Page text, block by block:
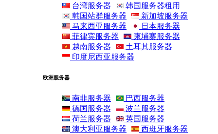
台湾服务器
韩国服务器租用
韩国站群服务器
新加坡服务器
马来西亚服务器
日本服务器
菲律宾服务器
柬埔寨服务器
越南服务器
土耳其服务器
印度尼西亚服务器
欧洲服务器
南非服务器
巴西服务器
德国服务器
波兰服务器
荷兰服务器
英国服务器
澳大利亚服务器
西班牙服务器